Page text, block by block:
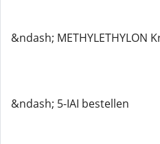
&ndash; METHYLETHYLON
&ndash; 5-IAI bestellen